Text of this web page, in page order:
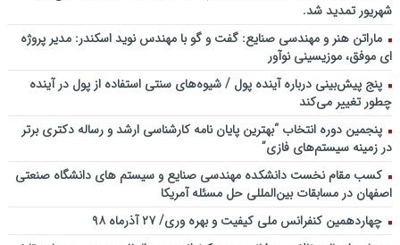
چطور در سازمان ها آینده پژوهی کنیم؟ از کجا شروع کنیم؟ برنامه چه باید
باشد؟! / دانلود فایل صوتی دکتر تقوی
فایل صوتی گفت و گوی رامبد جوان و دکتر مصطفی تقوی در خصوص
آینده پژوهی – برنامه خندوانه
سخنرانی دکتر دیواندری در خصوص آینده صنعت بانکداری / کنفرانس
ملی توسعه مدیریت پولی و بانکی
سخنرانی دکتر علیرضا فیض بخش با عنوان آینده پژوهی نظام بانکداری / ۹
بهمن ماه ۹۲
شهریور تمدید شد.
ماراتن هنر و مهندسی صنایع: گفت و گو با مهندس نوید اسکندر: مدیر پروژه
ای موفق، موزیسینی نوآور
پنج پیش‌بینی درباره آینده پول / شیوه‌های سنتی استفاده از پول در آینده
چطور تغییر می‌کند
پنجمین دورۀ انتخاب “بهترین پایان ­نامه کارشناسی­ ارشد و رساله دکتری برتر
در زمینه سیستم‌های فازی”
کسب مقام نخست دانشکده مهندسی صنایع و سیستم های دانشگاه صنعتی
اصفهان در مسابقات بین‌المللی حل مسئله آمریکا
چهاردهمین کنفرانس ملی کیفیت و بهره وری/ ۲۷ آذرماه ۹۸